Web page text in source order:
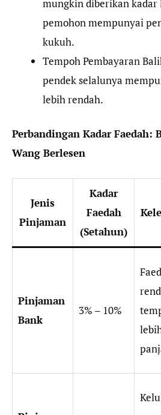
mungkin diberikan kadar
pemohon mempunyai
kukuh.
Tempoh Pembayaran
pendek selalunya
lebih rendah.
Perbandingan Kadar Faedah:
Wang Berlesen
Jenis
Pinjaman
Kadar
Faedah
(Setahun)
Pinjaman
Bank
3% – 10%